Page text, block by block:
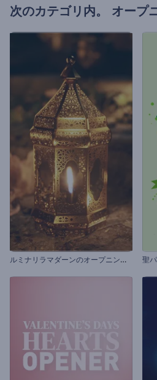
次のカテゴリ内。 オープ
ル
ミナリラマダーンのオープニング動画